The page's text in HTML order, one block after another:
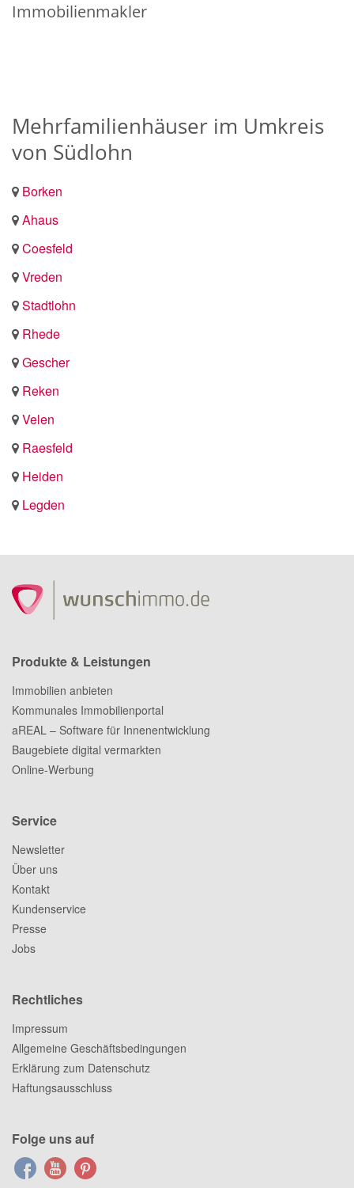
Immobilienmakler
Mehrfamilienhäuser im Umkreis
von Südlohn
Borken
Ahaus
Coesfeld
Vreden
Stadtlohn
Rhede
Gescher
Reken
Velen
Raesfeld
Heiden
Legden
Produkte & Leistungen
Immobilien anbieten
Kommunales Immobilienportal
aREAL – Software für Innenentwicklung
Baugebiete digital vermarkten
Online-Werbung
Service
Newsletter
Über uns
Kontakt
Kundenservice
Presse
Jobs
Rechtliches
Impressum
Allgemeine Geschäftsbedingungen
Erklärung zum Datenschutz
Haftungsausschluss
Folge uns auf